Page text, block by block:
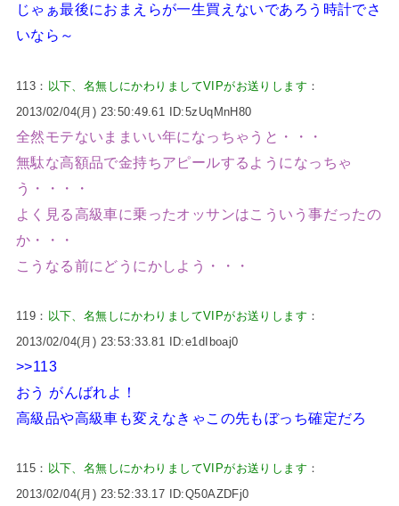
じゃぁ最後におまえらが一生買えないであろう時計でさ
いなら～
113： 以下、名無しにかわりましてVIPがお送りします ：
2013/02/04(月) 23:50:49.61 ID:5zUqMnH80
全然モテないままいい年になっちゃうと・・・
無駄な高額品で金持ちアピールするようになっちゃ
う・・・・
よく見る高級車に乗ったオッサンはこういう事だったの
か・・・
こうなる前にどうにかしよう・・・
119： 以下、名無しにかわりましてVIPがお送りします ：
2013/02/04(月) 23:53:33.81 ID:e1dIboaj0
>>113
おう がんばれよ！
高級品や高級車も変えなきゃこの先もぼっち確定だろ
115： 以下、名無しにかわりましてVIPがお送りします ：
2013/02/04(月) 23:52:33.17 ID:Q50AZDFj0